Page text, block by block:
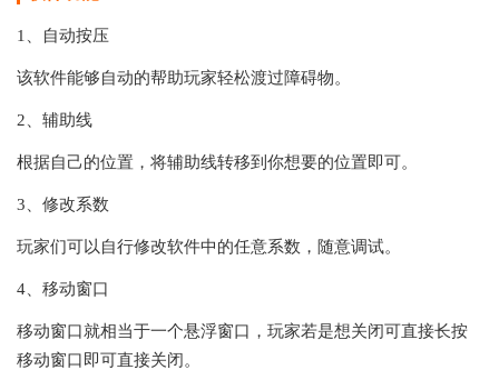
1、自动按压
该软件能够自动的帮助玩家轻松渡过障碍物。
2、辅助线
根据自己的位置，将辅助线转移到你想要的位置即可。
3、修改系数
玩家们可以自行修改软件中的任意系数，随意调试。
4、移动窗口
移动窗口就相当于一个悬浮窗口，玩家若是想关闭可直接长按
移动窗口即可直接关闭。